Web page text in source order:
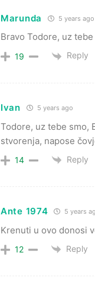
Marunda 5 years ago
Bravo Todore, uz tebe
19 Reply
Ivan 5 years ago
Todore, uz tebe smo,
stvorenja, napose
14 Reply
Ante 1974 5 years
Krenuti u ovo donosi
12 Reply